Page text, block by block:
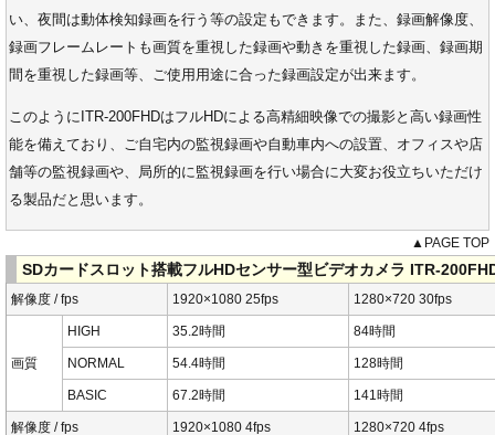
い、夜間は動体検知録画を行う等の設定もできます。また、録画解像度、
録画フレームレートも画質を重視した録画や動きを重視した録画、録画期
間を重視した録画等、ご使用用途に合った録画設定が出来ます。
このようにITR-200FHDはフルHDによる高精細映像での撮影と高い録画性
能を備えており、ご自宅内の監視録画や自動車内への設置、オフィスや店
舗等の監視録画や、局所的に監視録画を行い場合に大変お役立ちいただけ
る製品だと思います。
▲PAGE TOP
SDカードスロット搭載フルHDセンサー型ビデオカメラ ITR-
解像度 / fps 1920×1080 25fps 1280×720 30fps
画質
HIGH 35.2時間 84時間
NORMAL 54.4時間 128時間
BASIC 67.2時間 141時間
解像度 / fps 1920×1080 4fps 1280×720 4fps